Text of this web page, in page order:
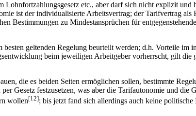
etc., aber darf sich nicht explizit
ist der individualisierte Arbeitsvertrag; der Tarifvertrag
Bestimmungen zu Mindestansprüchen für
geltenden Regelung beurteilt werden; d.h. Vorteile im
beim jeweiligen Arbeitgeber vorherrscht, gilt die
die es beiden Seiten ermöglichen sollen, bestimmte
Gesetz festzusetzen, was aber die Tarifautonomie und die
wollen[12]; bis jetzt fand sich allerdings auch keine